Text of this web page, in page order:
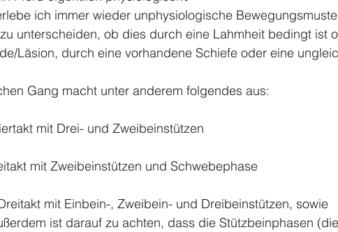
ich immer wieder unphysiologische
unterscheiden, ob dies durch eine Lahmheit bedingt ist
Läsion, durch eine vorhandene Schiefe oder eine
Gang macht unter anderem folgendes aus:
mit Drei- und Zweibeinstützen
mit Zweibeinstützen und Schwebephase
mit Einbein-, Zweibein- und Dreibeinstützen, sowie
ist darauf zu achten, dass die Stützbeinphasen